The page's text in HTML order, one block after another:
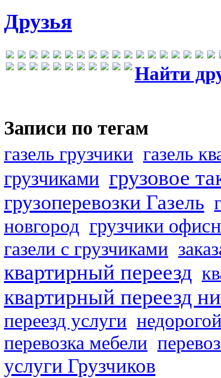
Друзья
Найти
Записи по тегам
газель грузчики газель
грузчиками грузовое
грузоперевозки Газель
новгород грузчики
газели с грузчиками
квартирный переезд
квартирный переезд
переезд услуги
перевозка мебели
услуги Грузчиков